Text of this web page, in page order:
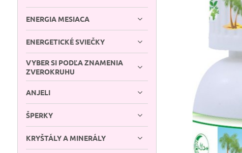
ENERGIA MESIACA
ENERGETICKÉ SVIEČKY
VYBER SI PODĽA ZNAMENIA
ZVEROKRUHU
ANJELI
ŠPERKY
KRYŠTÁLY A MINERÁLY